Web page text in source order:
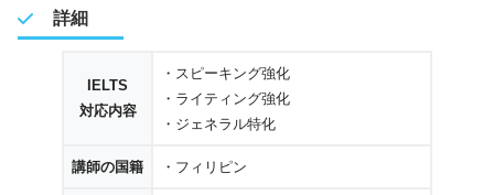
詳細
IELTS
対応内容
・スピーキング強化
・ライティング強化
・ジェネラル特化
講師の国籍 ・フィリピン